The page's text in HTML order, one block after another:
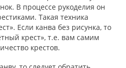
В процессе рукоделия он
Такая техника
Если канва без рисунка, то
крест», т.е. вам самим
крестов.